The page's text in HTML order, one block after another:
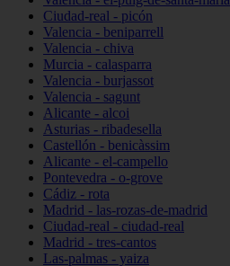
Ciudad-real - picón
Valencia - beniparrell
Valencia - chiva
Murcia - calasparra
Valencia - burjassot
Valencia - sagunt
Alicante - alcoi
Asturias - ribadesella
Castellón - benicàssim
Alicante - el-campello
Pontevedra - o-grove
Cádiz - rota
Madrid - las-rozas-de-madrid
Ciudad-real - ciudad-real
Madrid - tres-cantos
Las-palmas - yaiza